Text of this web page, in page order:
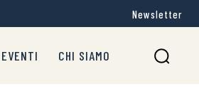
Newsletter
EVENTI CHI SIAMO